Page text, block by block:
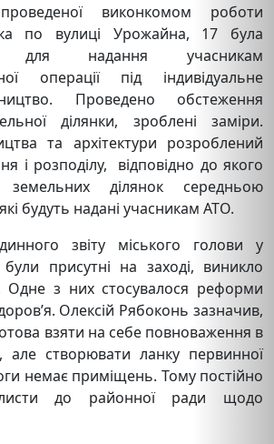
виконкомом роботи
по вулиці Урожайна, 17 була
для надання учасникам
операції під індивідуальне
Проведено обстеження
ділянки, зроблені заміри.
та архітектури розроблений
і розподілу, відповідно до якого
ділянок середньою
будуть надані учасникам АТО.
звіту міського голови у
присутні на заході, виникло
Одне з них стосувалося реформи
Олексій Рябоконь зазначив,
взяти на себе повноваження в
але створювати ланку первинної
немає приміщень. Тому постійно
листи до районної ради щодо